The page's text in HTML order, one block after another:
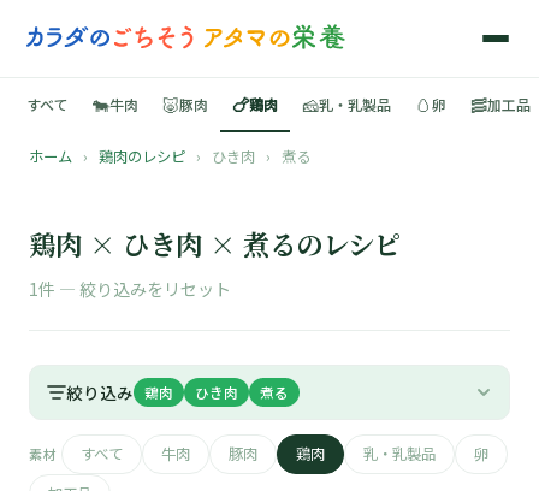
📚
🐄
🐷
🍗
すべて 🐄牛肉 🐷豚肉 🍗鶏肉 🧀乳・乳製品 🥚卵 🥓加工品
ホーム › 鶏肉のレシピ › ひき肉 › 煮る
鶏肉 × ひき肉 × 煮るのレシピ
1件 — 絞り込みをリセット
絞り込み 鶏肉 ひき肉 煮る
素材 すべて 牛肉 豚肉 鶏肉 乳・乳製品
卵